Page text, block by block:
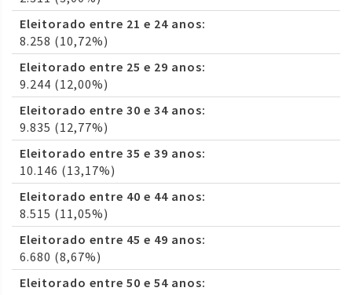
Eleitorado entre 21 e 24 anos:
8.258 (10,72%)
Eleitorado entre 25 e 29 anos:
9.244 (12,00%)
Eleitorado entre 30 e 34 anos:
9.835 (12,77%)
Eleitorado entre 35 e 39 anos:
10.146 (13,17%)
Eleitorado entre 40 e 44 anos:
8.515 (11,05%)
Eleitorado entre 45 e 49 anos:
6.680 (8,67%)
Eleitorado entre 50 e 54 anos: